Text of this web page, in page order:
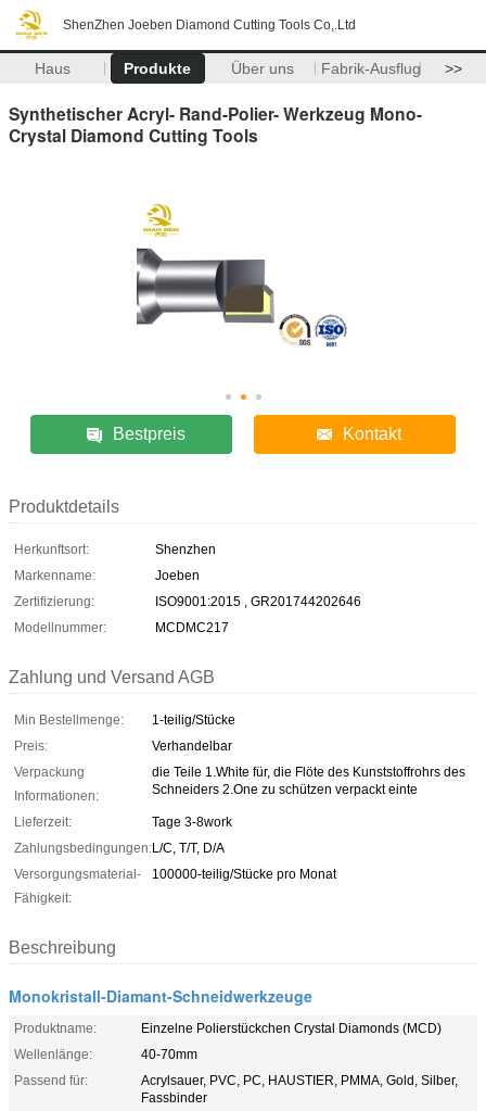
ShenZhen Joeben Diamond Cutting Tools Co,.Ltd
Haus Produkte Über uns Fabrik-Ausflug >>
Synthetischer Acryl- Rand-Polier- Werkzeug Mono-
Crystal Diamond Cutting Tools
Bestpreis Kontakt
Produktdetails
Herkunftsort:
Shenzhen
Markenname:
Joeben
Zertifizierung:
ISO9001:2015 , GR201744202646
Modellnummer:
MCDMC217
Zahlung und Versand AGB
Min Bestellmenge:
1-teilig/Stücke
Preis:
Verhandelbar
Verpackung
Informationen:
die Teile 1.White für, die Flöte des Kunststoffrohrs des
Schneiders 2.One zu schützen verpackt einte
Lieferzeit:
Tage 3-8work
Zahlungsbedingungen:L/C, T/T, D/A
Versorgungsmaterial-
Fähigkeit:
100000-teilig/Stücke pro Monat
Beschreibung
Monokristall-Diamant-Schneidwerkzeuge
Produktname:
Einzelne Polierstückchen Crystal Diamonds (MCD)
Wellenlänge:
40-70mm
Passend für:
Acrylsauer, PVC, PC, HAUSTIER, PMMA, Gold, Silber,
Fassbinder